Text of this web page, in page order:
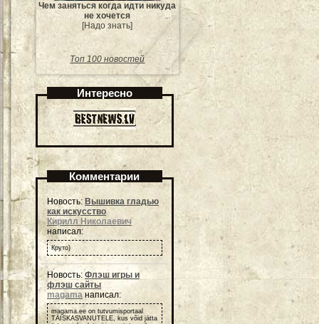
Чем заняться когда идти никуда
не хочется
[Надо знать]
Топ 100 новостей
Интересно
Комментарии
Новость: Вышивка гладью
как искусство
Кирилл Николаевич
написал:
Круто)
Новость: Флэш игры и
флэш сайты
magama написал:
magama.ee on tutvumisportaal
TÄISKASVANUTELE, kus võid jätta